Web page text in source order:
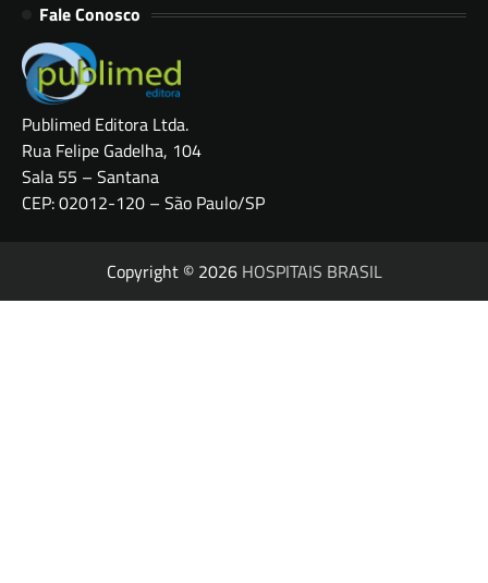
Fale Conosco
Publimed Editora Ltda.
Rua Felipe Gadelha, 104
Sala 55 – Santana
CEP: 02012-120 – São Paulo/SP
Copyright © 2026 HOSPITAIS BRASIL